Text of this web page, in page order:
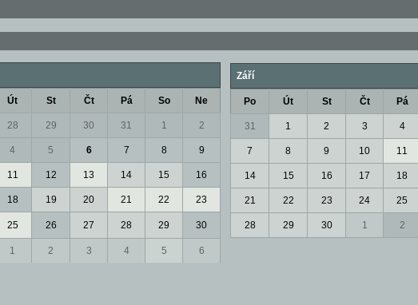
Út St Čt Pá So Ne
28 29 30 31 1 2
4 5 6 7 8 9
11 12 13 14 15 16
18 19 20 21 22 23
25 26 27 28 29 30
1 2 3 4 5 6
Září
Po Út St Čt Pá
31 1 2 3 4
7 8 9 10 11
14 15 16 17 18
21 22 23 24 25
28 29 30 1 2